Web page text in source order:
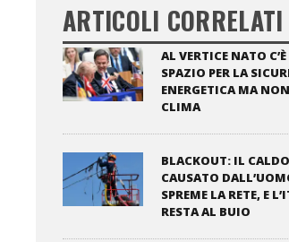
ARTICOLI CORRELATI
AL VERTICE NATO C’È
SPAZIO PER LA
ENERGETICA MA
CLIMA
BLACKOUT: IL CALDO
CAUSATO
SPREME LA RETE, E
RESTA AL BUIO